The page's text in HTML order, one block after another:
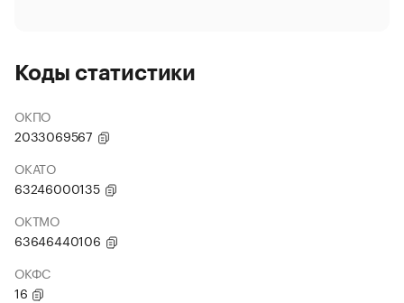
Коды статистики
ОКПО
2033069567
ОКАТО
63246000135
ОКТМО
63646440106
ОКФС
16